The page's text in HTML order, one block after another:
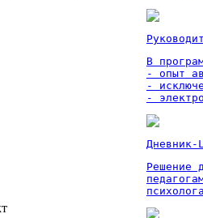
В
- опыт
-
-
Дневник-
Решение